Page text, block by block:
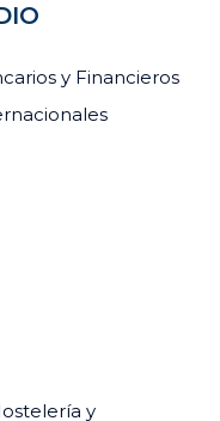
y Financieros
y